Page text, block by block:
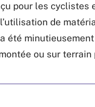
pour les cyclistes
de
été
ou sur terrain